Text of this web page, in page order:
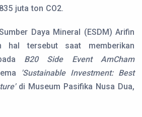
juta ton CO2.
Daya Mineral (ESDM) Arifin
hal tersebut saat memberikan
B20 Side Event AmCham
'Sustainable Investment: Best
di Museum Pasifika Nusa Dua,